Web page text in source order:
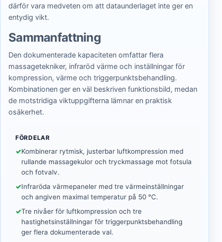
därför vara medveten om att dataunderlaget inte ger en
entydig vikt.
Sammanfattning
Den dokumenterade kapaciteten omfattar flera
massagetekniker, infraröd värme och inställningar för
kompression, värme och triggerpunktsbehandling.
Kombinationen ger en väl beskriven funktionsbild, medan
de motstridiga viktuppgifterna lämnar en praktisk
osäkerhet.
FÖRDELAR
Kombinerar rytmisk, justerbar luftkompression med
rullande massagekulor och tryckmassage mot fotsula
och fotvalv.
Infraröda värmepaneler med tre värmeinställningar
och angiven maximal temperatur på 50 °C.
Tre nivåer för luftkompression och tre
hastighetsinställningar för triggerpunktsbehandling
ger flera dokumenterade val.